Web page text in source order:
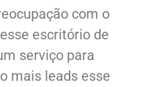
com o
escritório de
serviço para
mais leads esse